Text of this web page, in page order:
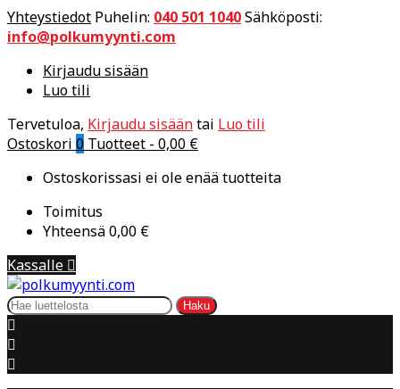
Yhteystiedot Puhelin: 040 501 1040Sähköposti:
info@polkumyynti.com
Kirjaudu sisään
Luo tili
Tervetuloa, Kirjaudu sisääntai Luo tili
Ostoskori 0 Tuotteet - 0,00 €
Ostoskorissasi ei ole enää tuotteita
Toimitus
Yhteensä0,00 €
Kassalle 
Haku


